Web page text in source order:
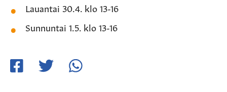
Lauantai 30.4. klo 13-16
Sunnuntai 1.5. klo 13-16